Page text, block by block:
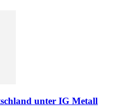
unter IG Metall